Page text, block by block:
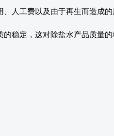
人工费以及由于再生而造成
稳定，这对除盐水产品质量的